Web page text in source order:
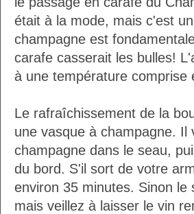
était à la mode, mais c'est
champagne est
carafe casserait les bulles!
à une température comprise
Le rafraîchissement de la
une vasque à champagne.
champagne dans le seau,
du bord. S'il sort de votre
environ 35 minutes. Sinon
mais veillez à laisser le vin